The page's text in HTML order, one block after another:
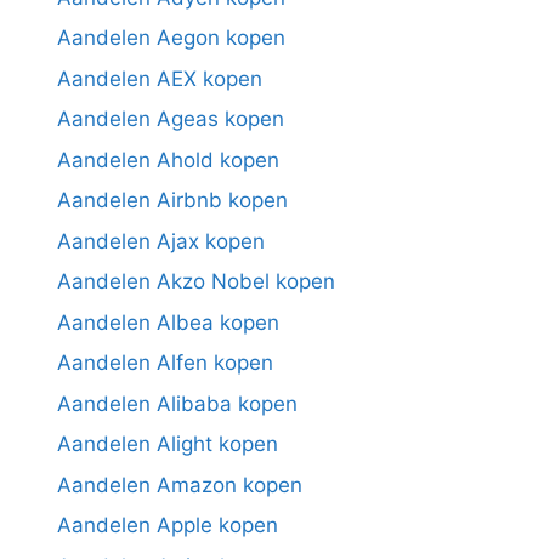
Aandelen Aegon kopen
Aandelen AEX kopen
Aandelen Ageas kopen
Aandelen Ahold kopen
Aandelen Airbnb kopen
Aandelen Ajax kopen
Aandelen Akzo Nobel kopen
Aandelen Albea kopen
Aandelen Alfen kopen
Aandelen Alibaba kopen
Aandelen Alight kopen
Aandelen Amazon kopen
Aandelen Apple kopen